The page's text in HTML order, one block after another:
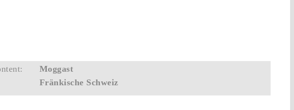
Moggast
Fränkische Schweiz